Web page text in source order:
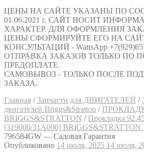
ЦЕНЫ НА САЙТЕ УКАЗАНЫ ПО
01.06.2021 г. САЙТ НОСИТ
ХАРАКТЕР. ДЛЯ ОФОРМЛЕНИЯ
ЦЕНЫ СФОРМИРУЙТЕ ЕГО НА
КОНСУЛЬТАЦИЙ - WattsApp
ОТПРАВКА ЗАКАЗОВ ТОЛЬКО ПО
ПРЕДОПЛАТЕ.
САМОВЫВОЗ - ТОЛЬКО ПОСЛЕ
ЗАКАЗА.
Главная / Запчасти для ДВИГАТЕЛЕЙ /
двигателей Briggs&Stratton /
BRIGGS&STRATTON / Прокладка
[319000/31A000] BRIGGS&STRATTON
796584GW — Садовая Гарантия
Опубликовано 14 июля, 2025 14 июля,